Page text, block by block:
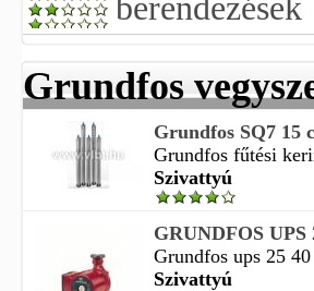
berendezések
Grundfos
Grundfos SQ7 15
Grundfos fűtési
Szivattyú
GRUNDFOS
Grundfos ups 25
Szivattyú